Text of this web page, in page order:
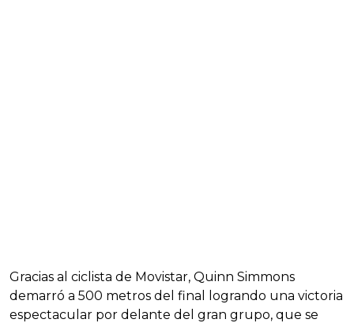
Gracias al ciclista de Movistar, Quinn Simmons
demarró a 500 metros del final logrando una victoria
espectacular por delante del gran grupo, que se